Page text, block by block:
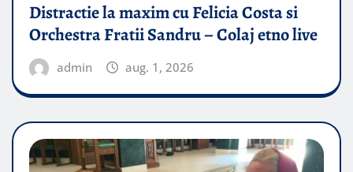
Distractie la maxim cu Felicia Costa si
Orchestra Fratii Sandru – Colaj etno live
admin aug. 1, 2026